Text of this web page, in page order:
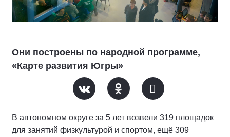
Они построены по народной программе,
«Карте развития Югры»
В автономном округе за 5 лет возвели 319 площадок
для занятий физкультурой и спортом, ещё 309